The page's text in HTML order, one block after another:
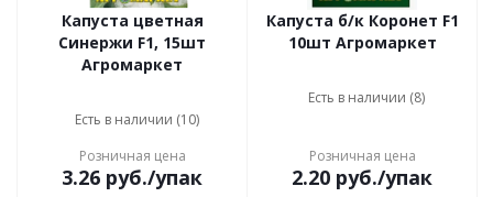
Капуста цветная
Синержи F1, 15шт
Агромаркет
Есть в наличии (10)
Розничная цена
3.26 руб./упак
Капуста б/к Коронет F1
10шт Агромаркет
Есть в наличии (8)
Розничная цена
2.20 руб./упак